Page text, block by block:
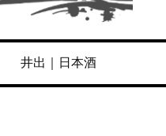
井出｜日本酒